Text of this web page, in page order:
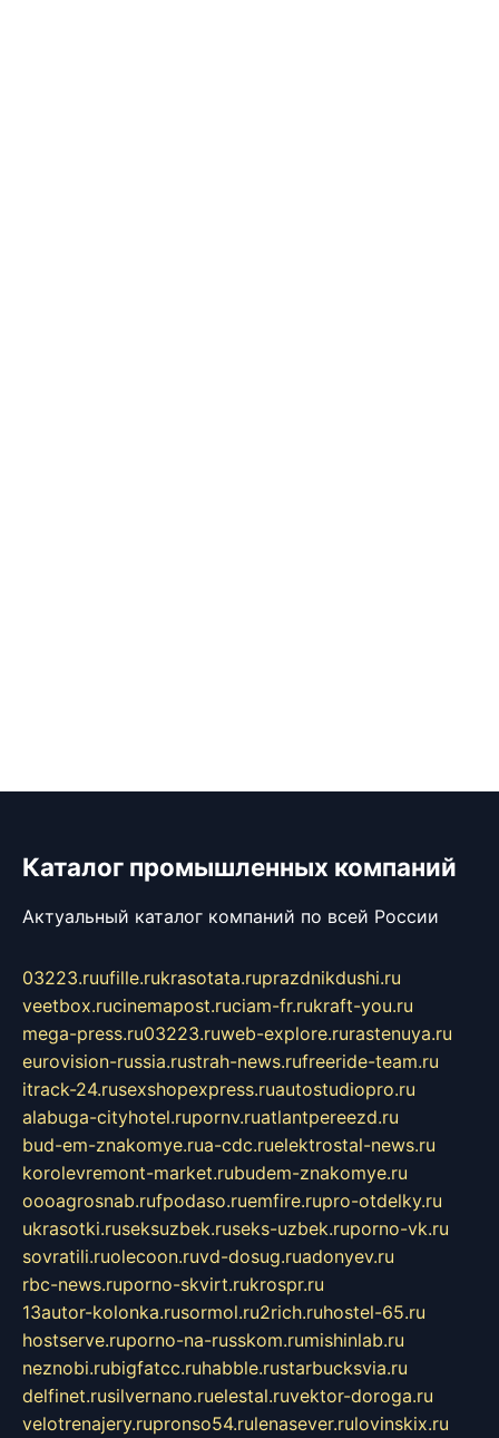
Каталог промышленных компаний
Актуальный каталог компаний по всей России
03223.ruufille.rukrasotata.ruprazdnikdushi.ru
veetbox.rucinemapost.ruciam-fr.rukraft-you.ru
mega-press.ru03223.ruweb-explore.rurastenuya.ru
eurovision-russia.rustrah-news.rufreeride-team.ru
itrack-24.rusexshopexpress.ruautostudiopro.ru
alabuga-cityhotel.rupornv.ruatlantpereezd.ru
bud-em-znakomye.rua-cdc.ruelektrostal-news.ru
korolevremont-market.rubudem-znakomye.ru
oooagrosnab.rufpodaso.ruemfire.rupro-otdelky.ru
ukrasotki.ruseksuzbek.ruseks-uzbek.ruporno-vk.ru
sovratili.ruolecoon.ruvd-dosug.ruadonyev.ru
rbc-news.ruporno-skvirt.rukrospr.ru
13autor-kolonka.rusormol.ru2rich.ruhostel-65.ru
hostserve.ruporno-na-russkom.rumishinlab.ru
neznobi.rubigfatcc.ruhabble.rustarbucksvia.ru
delfinet.rusilvernano.ruelestal.ruvektor-doroga.ru
velotrenajery.rupronso54.rulenasever.rulovinskix.ru